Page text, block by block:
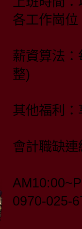
各工作崗位
薪資算法
整)
其他福利
會計職缺
0970-025-